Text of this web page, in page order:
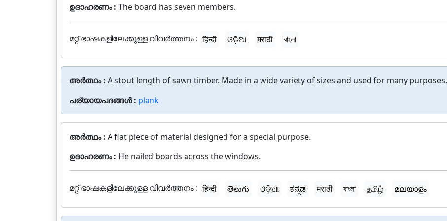
ഉദാഹരണം : The board has seven members.
മറ്റ് ഭാഷകളിലേക്കുള്ള വിവർത്തനം : हिन्दी ଓଡ଼ିଆ मराठी বাংলা
അർത്ഥം : A stout length of sawn timber. Made in a wide variety of sizes and used for many purposes.
പര്യായപദങ്ങൾ : plank
അർത്ഥം : A flat piece of material designed for a special purpose.
ഉദാഹരണം : He nailed boards across the windows.
മറ്റ് ഭാഷകളിലേക്കുള്ള വിവർത്തനം : हिन्दी తెలుగు ଓଡ଼ିଆ ಕನ್ನಡ मराठी বাংলা தமிழ் മലയാളം